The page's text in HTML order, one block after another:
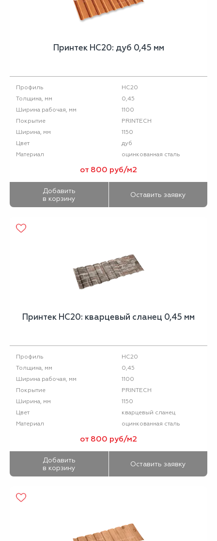
Принтек НС20: дуб 0,45 мм
Профиль
НС20
Толщина, мм
0,45
Ширина рабочая, мм
1100
Покрытие
PRINTECH
Ширина, мм
1150
Цвет
дуб
Материал
оцинкованная сталь
от 800 руб/м2
Добавить
в корзину
Оставить заявку
Принтек НС20: кварцевый сланец 0,45 мм
Профиль
НС20
Толщина, мм
0,45
Ширина рабочая, мм
1100
Покрытие
PRINTECH
Ширина, мм
1150
Цвет
кварцевый сланец
Материал
оцинкованная сталь
от 800 руб/м2
Добавить
в корзину
Оставить заявку